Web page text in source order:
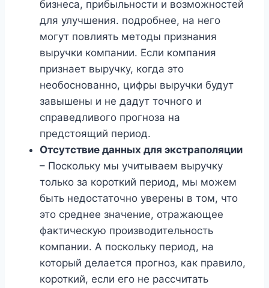
бизнеса, прибыльности и возможностей
для улучшения. подробнее, на него
могут повлиять методы признания
выручки компании. Если компания
признает выручку, когда это
необоснованно, цифры выручки будут
завышены и не дадут точного и
справедливого прогноза на
предстоящий период.
Отсутствие данных для экстраполяции
– Поскольку мы учитываем выручку
только за короткий период, мы можем
быть недостаточно уверены в том, что
это среднее значение, отражающее
фактическую производительность
компании. А поскольку период, на
который делается прогноз, как правило,
короткий, если его не рассчитать